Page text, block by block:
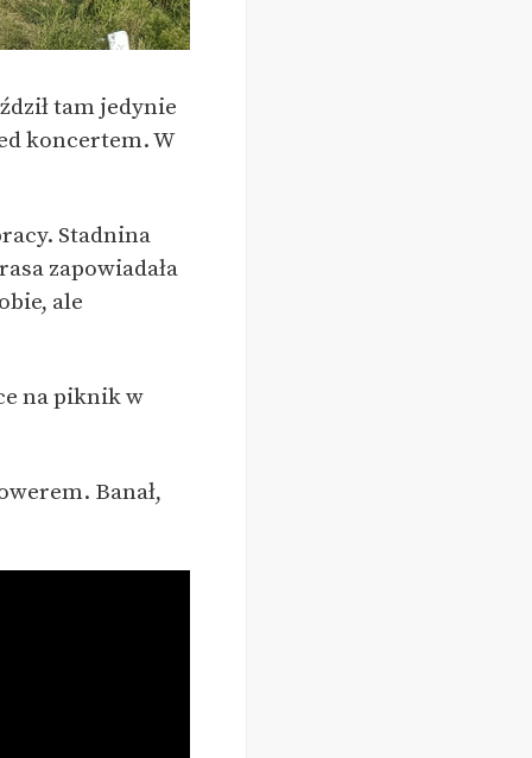
tam jedynie
koncertem. W
Stadnina
zapowiadała
ale
na piknik w
Banał,